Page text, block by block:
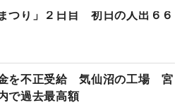
つり」２日目 初日の人出６６
を不正受給 気仙沼の工場 宮
で過去最高額